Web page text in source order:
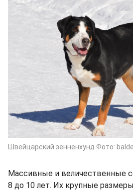
Швейцарский зенненхунд Фото:
Массивные и величественные
8 до 10 лет. Их крупные